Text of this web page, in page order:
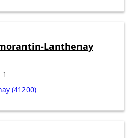
Lanthenay
(41200)